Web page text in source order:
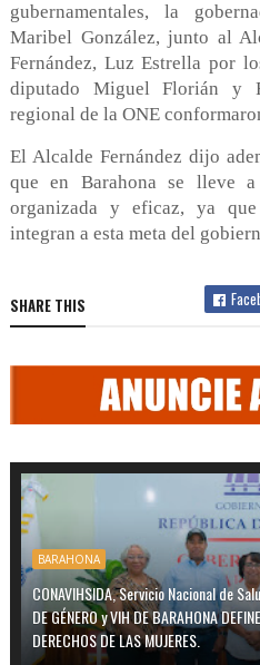
gubernamentales, la
Maribel González, junto al
Fernández, Luz Estrella por
diputado Miguel Florián y
regional de la ONE
El Alcalde Fernández dijo
que en Barahona se lleve
organizada y eficaz, ya
integran a esta meta del
SHARE THIS
BARAHONA
CONAVIHSIDA, Servicio Nacional de
DE GÉNERO y VIH DE BARAHONA
DERECHOS DE LAS MUJERES.